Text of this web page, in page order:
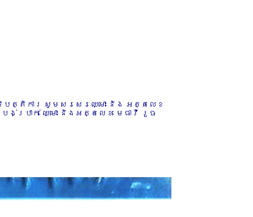
បត្តិការ សូមសរសេរឈ្មោះ និង អត្តលេខ
រាក់ ឈ្មោះ និងអត្តលេខ មេធាវី រួច